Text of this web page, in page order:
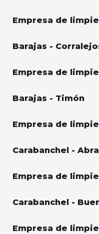
Empresa de
Barajas -
Empresa de
Barajas - Timón
Empresa de
Carabanchel -
Empresa de
Carabanchel -
Empresa de